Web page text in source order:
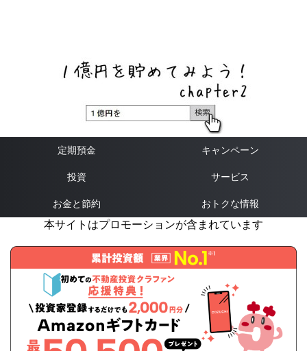
定期預金 キャンペーン
投資 サービス
お金と節約 おトクな情報
本サイトはプロモーションが含まれています